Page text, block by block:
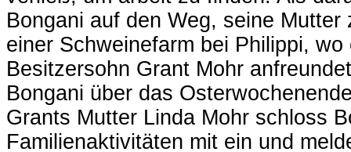
Bongani auf den Weg, seine
einer Schweinefarm bei Philippi,
Besitzersohn Grant Mohr
Bongani über das
Grants Mutter Linda Mohr schloss
Familienaktivitäten mit ein und